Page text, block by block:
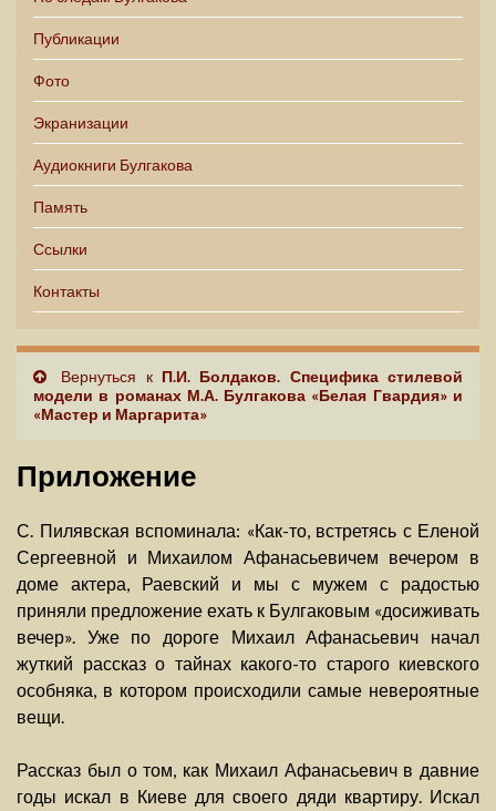
Публикации
Фото
Экранизации
Аудиокниги Булгакова
Память
Ссылки
Контакты
Вернуться к П.И. Болдаков. Специфика стилевой
модели в романах М.А. Булгакова «Белая Гвардия» и
«Мастер и Маргарита»
Приложение
С. Пилявская вспоминала: «Как-то, встретясь с Еленой
Сергеевной и Михаилом Афанасьевичем вечером в
доме актера, Раевский и мы с мужем с радостью
приняли предложение ехать к Булгаковым «досиживать
вечер». Уже по дороге Михаил Афанасьевич начал
жуткий рассказ о тайнах какого-то старого киевского
особняка, в котором происходили самые невероятные
вещи.
Рассказ был о том, как Михаил Афанасьевич в давние
годы искал в Киеве для своего дяди квартиру. Искал